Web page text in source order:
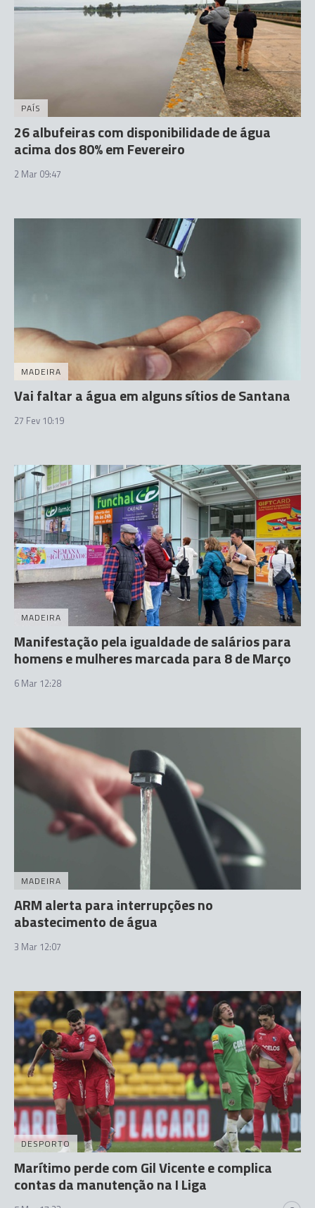
PAÍS
26 albufeiras com disponibilidade de água
acima dos 80% em Fevereiro
2 Mar 09:47
MADEIRA
Vai faltar a água em alguns sítios de Santana
27 Fev 10:19
MADEIRA
Manifestação pela igualdade de salários para
homens e mulheres marcada para 8 de Março
6 Mar 12:28
MADEIRA
ARM alerta para interrupções no
abastecimento de água
3 Mar 12:07
DESPORTO
Marítimo perde com Gil Vicente e complica
contas da manutenção na I Liga